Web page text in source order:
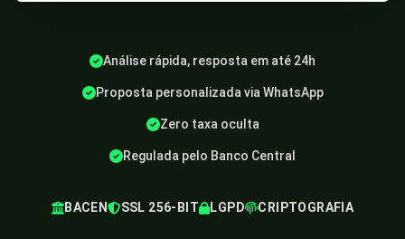
Análise rápida, resposta em até 24h
Proposta personalizada via WhatsApp
Zero taxa oculta
Regulada pelo Banco Central
BACEN SSL 256-BIT LGPD CRIPTOGRAFIA